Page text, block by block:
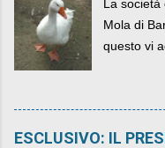
La
Mola di
questo vi
ESCLUSIVO: IL